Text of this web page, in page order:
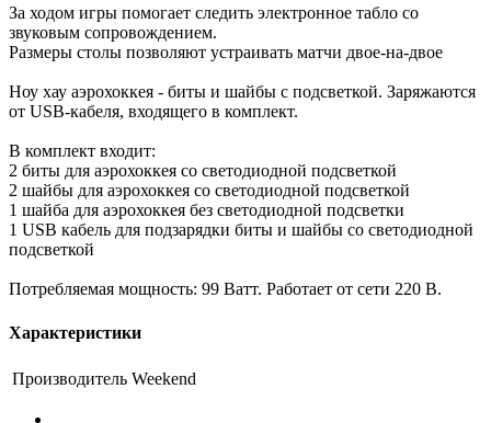
За ходом игры помогает следить электронное табло со
звуковым сопровождением.
Размеры столы позволяют устраивать матчи двое-на-двое
Ноу хау аэрохоккея - биты и шайбы с подсветкой. Заряжаются
от USB-кабеля, входящего в комплект.
В комплект входит:
2 биты для аэрохоккея со светодиодной подсветкой
2 шайбы для аэрохоккея со светодиодной подсветкой
1 шайба для аэрохоккея без светодиодной подсветки
1 USB кабель для подзарядки биты и шайбы со светодиодной
подсветкой
Потребляемая мощность: 99 Ватт. Работает от сети 220 В.
Характеристики
Производитель Weekend